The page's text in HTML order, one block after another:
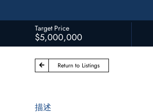
Target Price
$5,000,000
Return to Listings
描述